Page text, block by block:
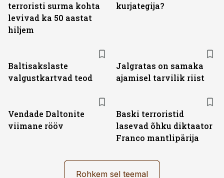
terroristi surma kohta
levivad ka 50 aastat
hiljem
kurjategija?
Baltisakslaste
valgustkartvad teod
Jalgratas on samaka
ajamisel tarvilik riist
Vendade Daltonite
viimane rööv
Baski terroristid
lasevad õhku diktaator
Franco mantlipärija
Rohkem sel teemal